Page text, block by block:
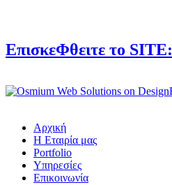
ΕπισκεΦθειτε το SITE:
Αρχική
Η Εταιρία μας
Portfolio
Υπηρεσίες
Επικοινωνία